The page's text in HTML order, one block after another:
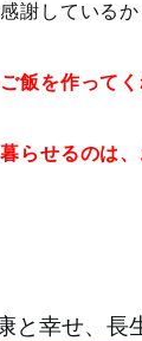
謝しているか
飯を作って
らせるのは
と幸せ、長